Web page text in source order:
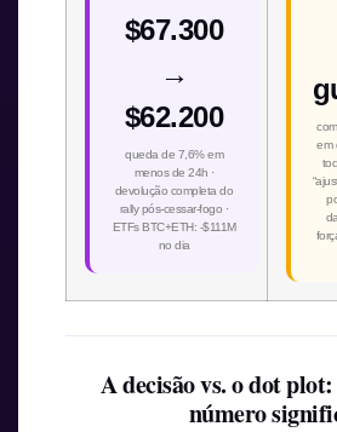
$67.300
→
$62.200
queda de 7,6% em
menos de 24h ·
devolução completa do
rally pós-cessar-fogo ·
ETFs BTC+ETH: -$111M
no dia
em
A decisão vs. o dot
número